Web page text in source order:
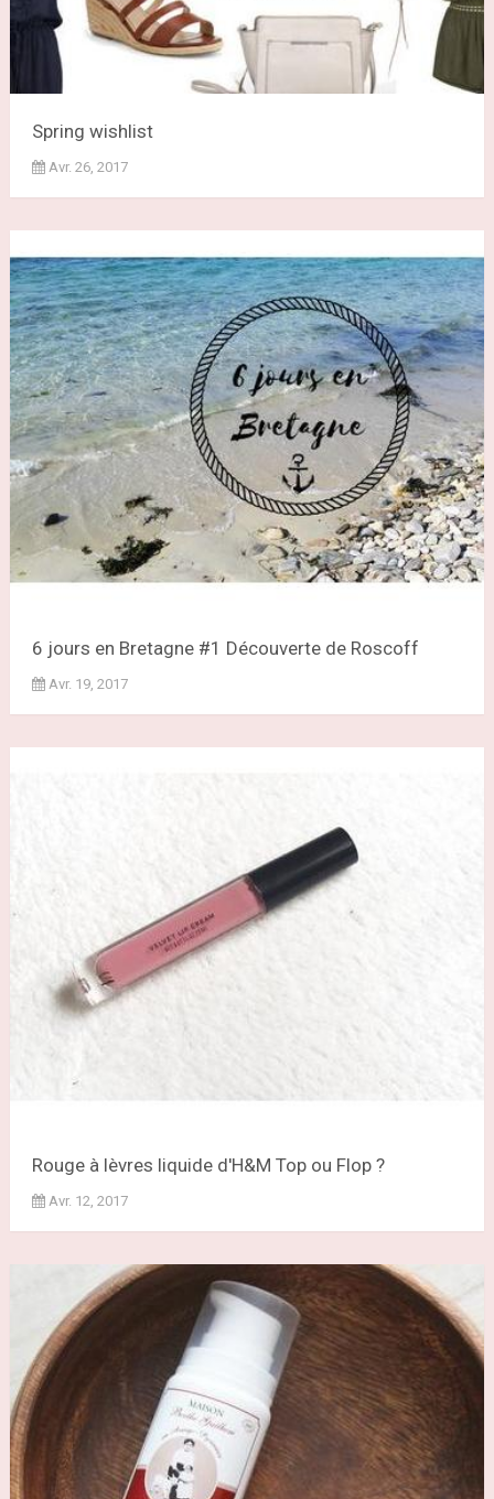
Spring wishlist
Avr. 26, 2017
6 jours en Bretagne #1 Découverte de Roscoff
Avr. 19, 2017
Rouge à lèvres liquide d'H&M Top ou Flop ?
Avr. 12, 2017